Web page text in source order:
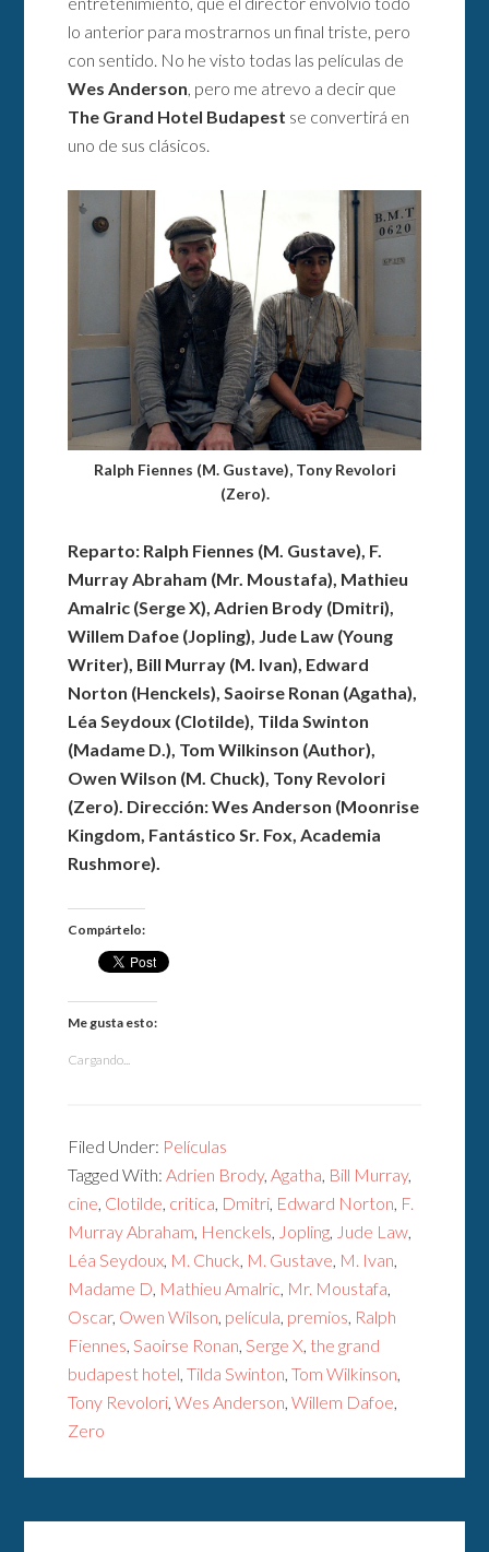
lo anterior para mostrarnos un final triste, pero
con sentido. No he visto todas las películas de
Wes Anderson, pero me atrevo a decir que
The Grand Hotel Budapest se convertirá en
uno de sus clásicos.
Ralph Fiennes (M. Gustave), Tony Revolori
(Zero).
Reparto: Ralph Fiennes (M. Gustave), F.
Murray Abraham (Mr. Moustafa), Mathieu
Amalric (Serge X), Adrien Brody (Dmitri),
Willem Dafoe (Jopling), Jude Law (Young
Writer), Bill Murray (M. Ivan), Edward
Norton (Henckels), Saoirse Ronan (Agatha),
Léa Seydoux (Clotilde), Tilda Swinton
(Madame D.), Tom Wilkinson (Author),
Owen Wilson (M. Chuck), Tony Revolori
(Zero). Dirección: Wes Anderson (Moonrise
Kingdom, Fantástico Sr. Fox, Academia
Rushmore).
Compártelo:
Me gusta esto:
Cargando...
Filed Under: Películas
Tagged With:Adrien Brody,Agatha, Bill Murray,
cine, Clotilde, critica, Dmitri, Edward Norton, F.
Murray Abraham, Henckels, Jopling, Jude Law,
Léa Seydoux, M. Chuck, M. Gustave, M. Ivan,
Madame D, Mathieu Amalric, Mr. Moustafa,
Oscar, Owen Wilson, película, premios, Ralph
Fiennes,Saoirse Ronan,Serge X, the grand
budapest hotel,Tilda Swinton,Tom Wilkinson,
Tony Revolori,Wes Anderson,Willem Dafoe,
Zero